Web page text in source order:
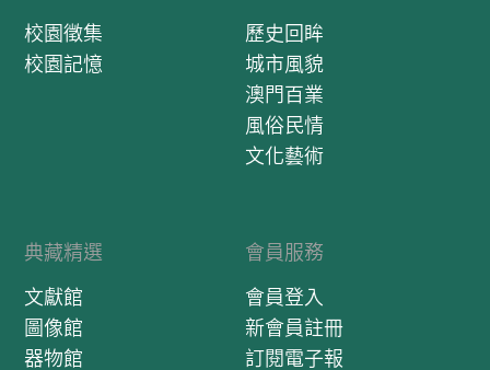
校園徵集
校園記憶
歷史回眸
城市風貌
澳門百業
風俗民情
文化藝術
典藏精選
文獻館
圖像館
器物館
會員服務
會員登入
新會員註冊
訂閱電子報